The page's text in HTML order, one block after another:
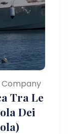
Tra Le
Dei